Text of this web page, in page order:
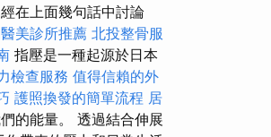
在上面幾句話中討論
美診所推薦 北投整骨服
指壓是一種起源於日本
檢查服務 值得信賴的外
護照換發的簡單流程 居
的能量。 透過結合伸展